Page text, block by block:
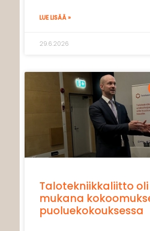
LUE LISÄÄ »
29.6.2026
Talotekniikkaliitto oli
mukana
puoluekokouksessa